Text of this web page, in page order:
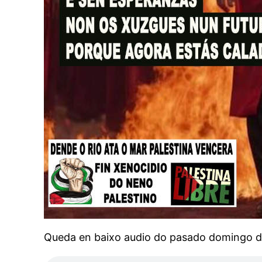
Queda en baixo audio do pasado domingo